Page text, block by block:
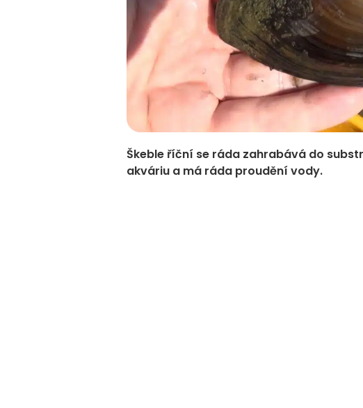
Škeble říční se ráda zahrabává do
akváriu a má ráda proudění vody.